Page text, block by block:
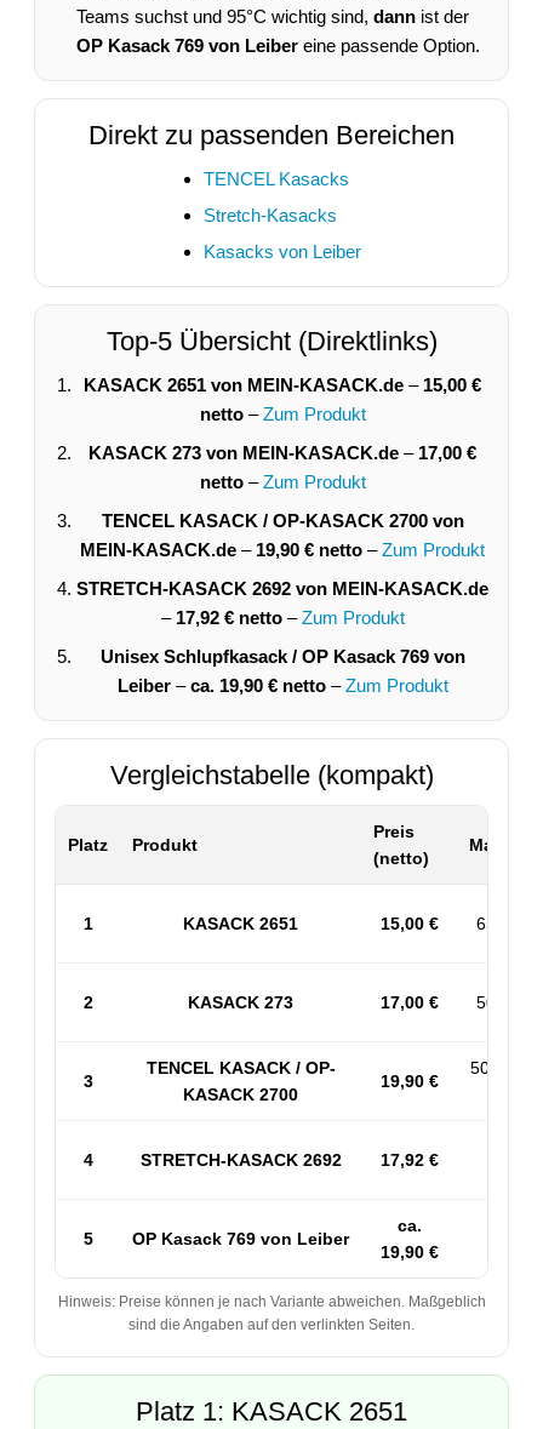
Teams suchst und 95°C wichtig sind, dann ist der
OP Kasack 769 von Leiber eine passende Option.
Direkt zu passenden Bereichen
TENCEL Kasacks
Stretch-Kasacks
Kasacks von Leiber
Top-5 Übersicht (Direktlinks)
KASACK 2651 von MEIN-KASACK.de – 15,00 €
netto–Zum Produkt
KASACK 273 von MEIN-KASACK.de – 17,00 €
netto–Zum Produkt
TENCEL KASACK / OP-KASACK 2700 von
MEIN-KASACK.de – 19,90 € netto –Zum Produkt
STRETCH-KASACK 2692 von MEIN-KASACK.de
– 17,92 € netto–Zum Produkt
Unisex Schlupfkasack / OP Kasack 769 von
Leiber–ca. 19,90 € netto–Zum Produkt
Vergleichstabelle (kompakt)
Platz Produkt
Preis
(netto)
Material
1 KASACK 2651 15,00 € 65%
2 KASACK 273 17,00 € 50%
3
TENCEL KASACK / OP-
KASACK 2700
19,90 €
50%
4 STRETCH-KASACK 2692 17,92 €
5 OP Kasack 769 von Leiber
ca.
19,90 €
Hinweis: Preise können je nach Variante abweichen. Maßgeblich
sind die Angaben auf den verlinkten Seiten.
Platz 1: KASACK 2651